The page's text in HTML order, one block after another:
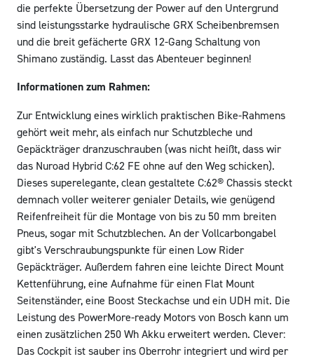
die perfekte Übersetzung der Power auf den Untergrund
sind leistungsstarke hydraulische GRX Scheibenbremsen
und die breit gefächerte GRX 12-Gang Schaltung von
Shimano zuständig. Lasst das Abenteuer beginnen!
Informationen zum Rahmen:
Zur Entwicklung eines wirklich praktischen Bike-Rahmens
gehört weit mehr, als einfach nur Schutzbleche und
Gepäckträger dranzuschrauben (was nicht heißt, dass wir
das Nuroad Hybrid C:62 FE ohne auf den Weg schicken).
Dieses superelegante, clean gestaltete C:62® Chassis steckt
demnach voller weiterer genialer Details, wie genügend
Reifenfreiheit für die Montage von bis zu 50 mm breiten
Pneus, sogar mit Schutzblechen. An der Vollcarbongabel
gibt's Verschraubungspunkte für einen Low Rider
Gepäckträger. Außerdem fahren eine leichte Direct Mount
Kettenführung, eine Aufnahme für einen Flat Mount
Seitenständer, eine Boost Steckachse und ein UDH mit. Die
Leistung des PowerMore-ready Motors von Bosch kann um
einen zusätzlichen 250 Wh Akku erweitert werden. Clever:
Das Cockpit ist sauber ins Oberrohr integriert und wird per